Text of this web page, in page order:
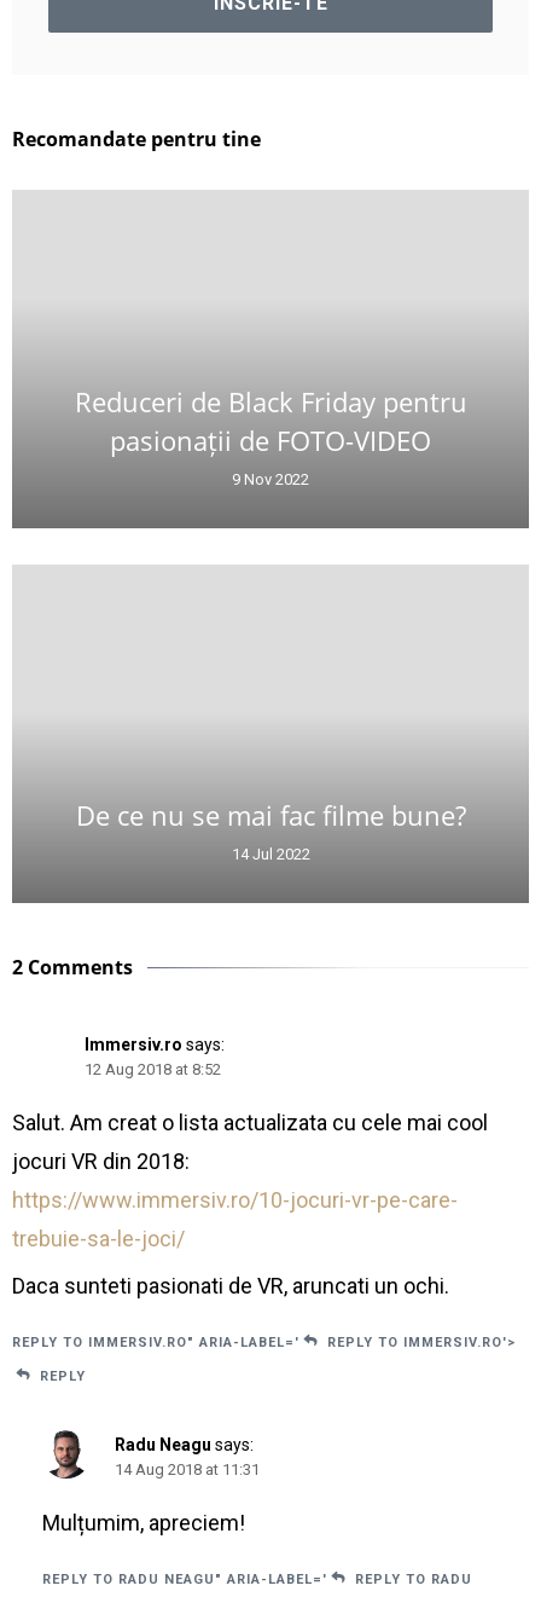
Recomandate pentru tine
Reduceri de Black Friday pentru
pasionații de FOTO-VIDEO
9 Nov 2022
De ce nu se mai fac filme bune?
14 Jul 2022
2 Comments
Immersiv.ro says:
12 Aug 2018 at 8:52
Salut. Am creat o lista actualizata cu cele mai cool
jocuri VR din 2018:
https://www.immersiv.ro/10-jocuri-vr-pe-care-
trebuie-sa-le-joci/
Daca sunteti pasionati de VR, aruncati un ochi.
REPLY TO IMMERSIV.RO" ARIA-LABEL=' REPLY TO IMMERSIV.RO'>
REPLY
Radu Neagu says:
14 Aug 2018 at 11:31
Mulțumim, apreciem!
REPLY TO RADU NEAGU" ARIA-LABEL=' REPLY TO RADU